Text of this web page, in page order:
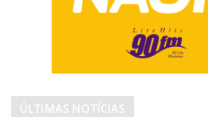
ÚLTIMAS NOTÍCIAS